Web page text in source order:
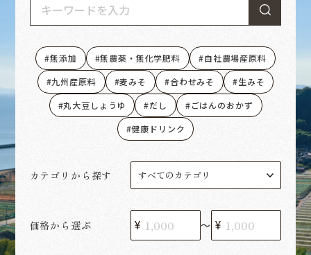
無添加 無農薬・無化学肥料
自社農場産原料
九州産原料
麦みそ 合わせみそ
生みそ
丸大豆しょうゆ
だし
ごはんのおかず
健康ドリンク
カテゴリから探す
価格から選ぶ 〜